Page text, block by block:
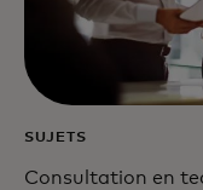
SUJETS
Consultation en